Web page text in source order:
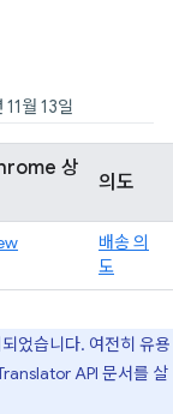
월 13일
상
의도
배송 의
도
었습니다. 여전히 유용
API 문서를 살